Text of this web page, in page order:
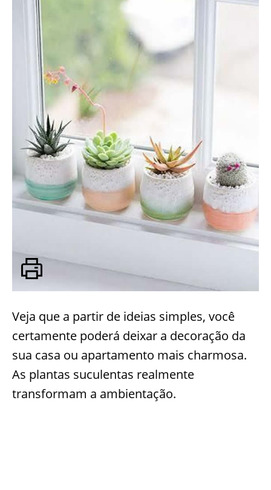
Veja que a partir de ideias simples, você
certamente poderá deixar a decoração da
sua casa ou apartamento mais charmosa.
As plantas suculentas realmente
transformam a ambientação.